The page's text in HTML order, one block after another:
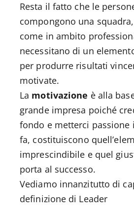
Resta il fatto che le
compongono una
come in ambito
necessitano di un
per produrre risultati
motivate.
La motivazione è alla
grande impresa poiché
fondo e metterci passione
fa, costituiscono
imprescindibile e quel
porta al successo.
Vediamo innanzitutto di
definizione di Leader